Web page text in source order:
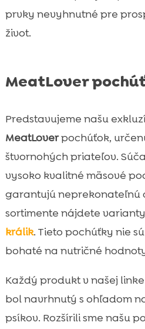
prvky nevyhnutné pre
život.
MeatLover
Predstavujeme našu
MeatLoverpochúťok,
štvornohých priateľov.
vysoko kvalitné mäsové
garantujú neprekonateľnú
sortimente nájdete
králik. Tieto pochúťky nie
bohaté na nutričné
Každý produkt v našej linke
bol navrhnutý s ohľadom
psíkov. Rozšírili sme našu